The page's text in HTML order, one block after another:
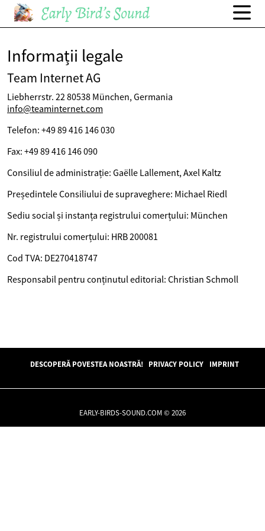
Informații legale
Team Internet AG
Liebherrstr. 22 80538 München, Germania
info@teaminternet.com
Telefon: +49 89 416 146 030
Fax: +49 89 416 146 090
Consiliul de administrație: Gaëlle Lallement, Axel Kaltz
Președintele Consiliului de supraveghere: Michael Riedl
Sediu social și instanța registrului comerțului: München
Nr. registrului comerțului: HRB 200081
Cod TVA: DE270418747
Responsabil pentru conținutul editorial: Christian Schmoll
DESCOPERĂ POVESTEA NOASTRĂ! PRIVACY POLICY IMPRINT
EARLY-BIRDS-SOUND.COM © 2026